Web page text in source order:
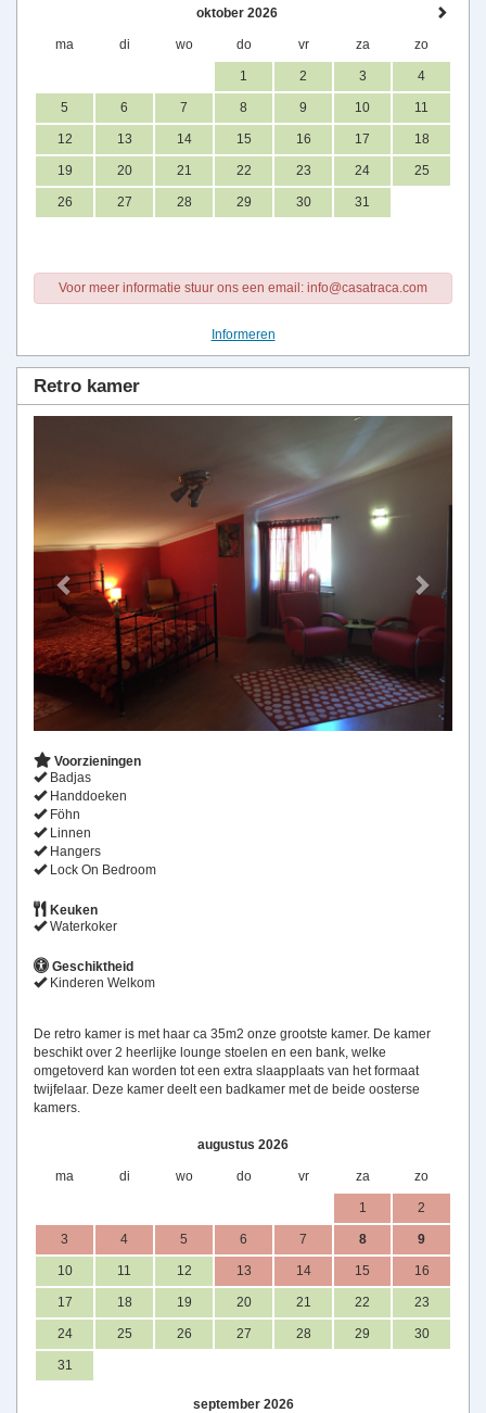
oktober 2026
ma di wo do vr za zo
1 2 3 4
5 6 7 8 9 10 11
12 13 14 15 16 17 18
19 20 21 22 23 24 25
26 27 28 29 30 31
Voor meer informatie stuur ons een email: info@casatraca.com
Informeren
Retro kamer
Voorzieningen
Badjas
Handdoeken
Föhn
Linnen
Hangers
Lock On Bedroom
Keuken
Waterkoker
Geschiktheid
Kinderen Welkom
De retro kamer is met haar ca 35m2 onze grootste kamer. De kamer
beschikt over 2 heerlijke lounge stoelen en een bank, welke
omgetoverd kan worden tot een extra slaapplaats van het formaat
twijfelaar. Deze kamer deelt een badkamer met de beide oosterse
kamers.
augustus 2026
ma di wo do vr za zo
1 2
3 4 5 6 7 8 9
10 11 12 13 14 15 16
17 18 19 20 21 22 23
24 25 26 27 28 29 30
31
september 2026